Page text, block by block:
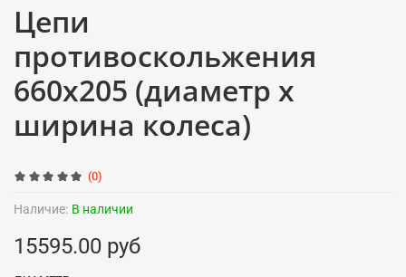
(0)
Наличие: В наличии
Цепи
противоскольжения
660x205 (диаметр x
ширина колеса)
15595.00 руб